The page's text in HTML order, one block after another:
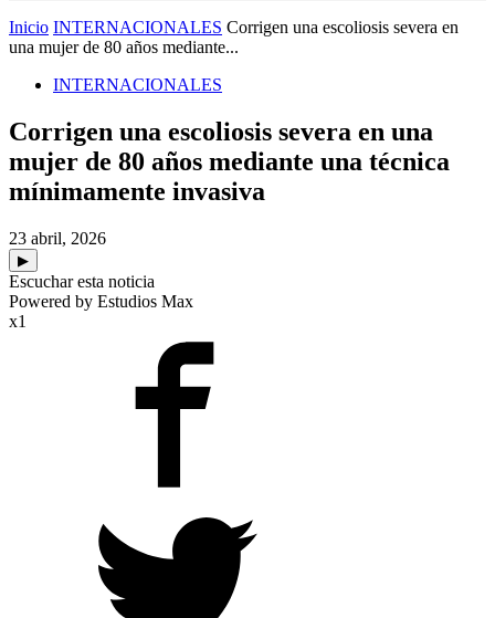
Inicio INTERNACIONALES Corrigen una escoliosis severa en
una mujer de 80 años mediante...
INTERNACIONALES
Corrigen una escoliosis severa en una
mujer de 80 años mediante una técnica
mínimamente invasiva
23 abril, 2026
▶
Escuchar esta noticia
Powered by Estudios Max
x1